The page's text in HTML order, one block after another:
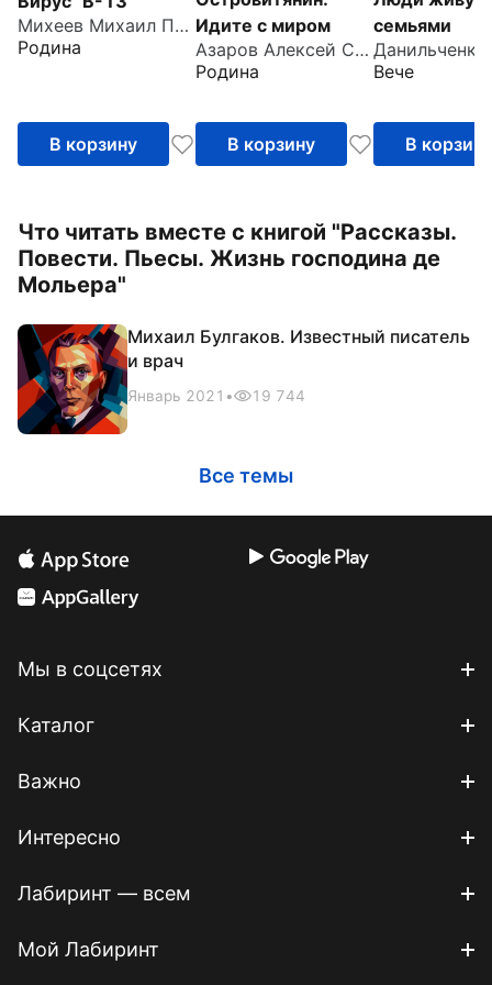
Михеев Михаил Петрович
Родина
В корзину
Идите с миром
Азаров Алексей Сергеевич
Родина
В корзину
семьями
Вече
В корзину
Что читать вместе с книгой "Рассказы.
Повести. Пьесы. Жизнь господина де
Мольера"
Михаил Булгаков. Известный писатель
и врач
Январь 2021 • 19 744
Все темы
Мы в соцсетях
Каталог
Важно
Интересно
Лабиринт — всем
Мой Лабиринт